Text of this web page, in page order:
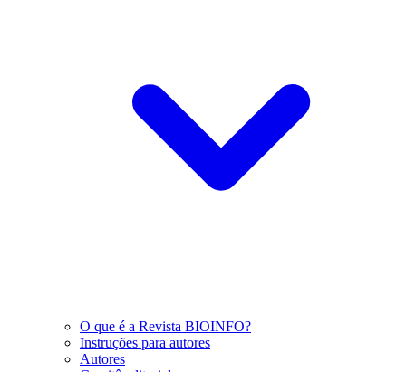
O que é a Revista BIOINFO?
Instruções para autores
Autores